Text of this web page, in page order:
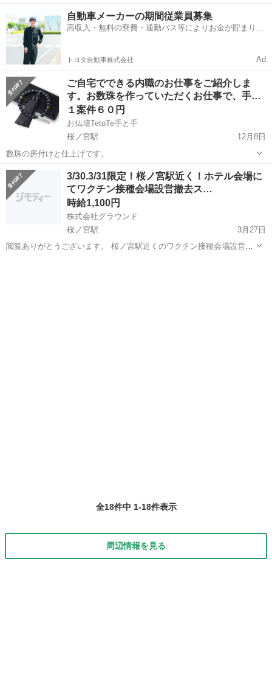
類なし 担任保育士さんの補助として、 乳児メインまたはクラスフリー
のお仕事 ※保育園の詳細は、ご応募後に 専任担当よりご案内します！
*お仕事内容：* ...
桜ノ宮駅 保育士
自動車メーカーの期間従業員募集
高収入・無料の寮費・通勤バス等によりお金が貯まりや
トヨタ自動車株式会社 Ad
ご自宅でできる内職のお仕事をご紹介しま
す。お数珠を作っていただくお仕事で、手
作…
１案件６０円
お仏壇TetoTe手と手
桜ノ宮駅
12月8日
数珠の房付けと仕上げです。
大阪 桜ノ宮駅 その他
3/30.3/31限定！桜ノ宮駅近く！ホテル会場に
てワクチン接種会場設営撤去ス…
時給1,100円
株式会社グラウンド
桜ノ宮駅
3月27日
閲覧ありがとうございます。 桜ノ宮駅近くのワクチン接種会場設営撤
全18件中 1-18件表示
周辺情報を見る